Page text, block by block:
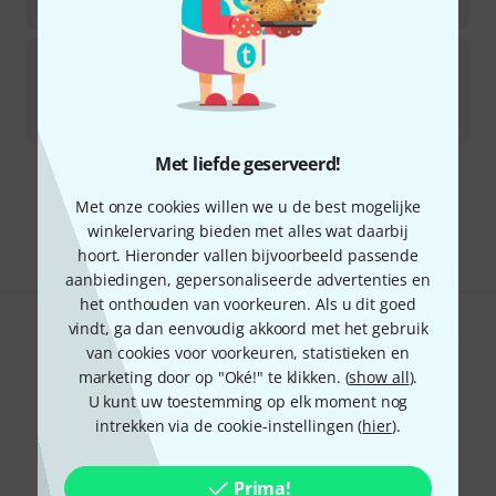
Met liefde geserveerd!
Met onze cookies willen we u de best mogelijke
winkelervaring bieden met alles wat daarbij
hoort. Hieronder vallen bijvoorbeeld passende
aanbiedingen, gepersonaliseerde advertenties en
het onthouden van voorkeuren. Als u dit goed
vindt, ga dan eenvoudig akkoord met het gebruik
van cookies voor voorkeuren, statistieken en
marketing door op "Oké!" te klikken. (show all).
U kunt uw toestemming op elk moment nog
intrekken via de cookie-instellingen (hier).
Prima!
1.199
IsoBooth
In 5–7 weken beschikbaar
Alle prijzen incl. btw
Bevalt het wat u ziet?
Delen Hulp & Feedback